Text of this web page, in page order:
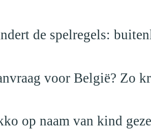
de spelregels:
voor België? Zo
op naam van kind